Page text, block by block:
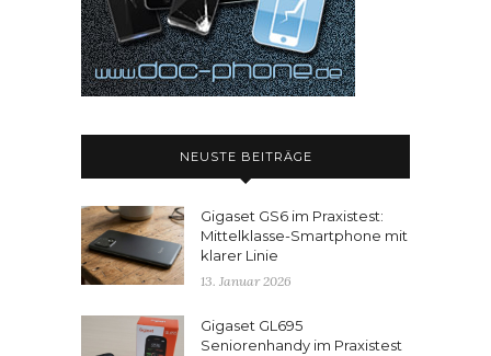
NEUSTE BEITRÄGE
Gigaset GS6 im Praxistest:
Mittelklasse-Smartphone mit
klarer Linie
13. Januar 2026
Gigaset GL695
Seniorenhandy im Praxistest